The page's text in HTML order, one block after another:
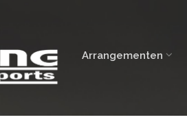
Arrangementen